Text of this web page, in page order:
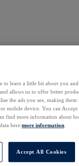
to learn a little bit about you
allows us to offer better
the ads you see, making
mobile device. You can
find more information about
here:more information.
Accept All Cookies